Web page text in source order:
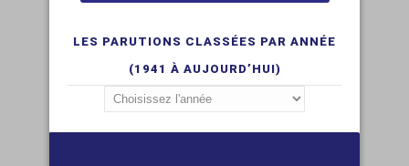
LES PARUTIONS CLASSÉES PAR ANNÉE
(1941 À AUJOURD’HUI)